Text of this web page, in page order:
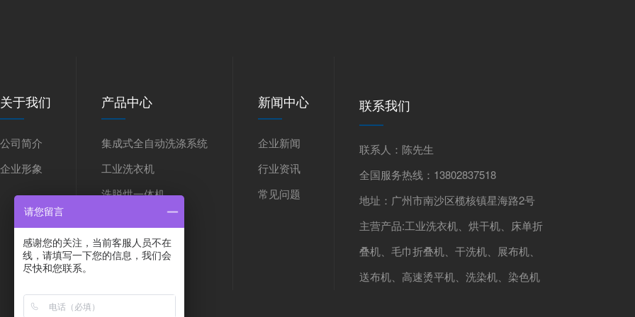
关于我们
公司简介
企业形象
产品中心
集成式全自动洗涤系统
工业洗衣机
洗脱烘一体机
折叠机
新闻中心
企业新闻
行业资讯
常见问题
联系我们
联系人：陈先生
全国服务热线：13802837518
地址：广州市南沙区榄核镇星海路2号
主营产品:工业洗衣机、烘干机、床单折
叠机、毛巾折叠机、干洗机、展布机、
送布机、高速烫平机、洗染机、染色机
请您留言
感谢您的关注，当前客服人员不在
线，请填写一下您的信息，我们会
尽快和您联系。